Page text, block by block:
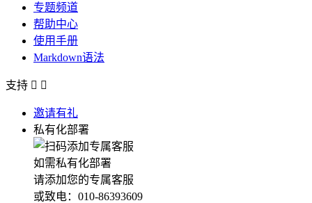
专题频道
帮助中心
使用手册
Markdown语法
支持  
邀请有礼
私有化部署
如需私有化部署
请添加您的专属客服
或致电：010-86393609